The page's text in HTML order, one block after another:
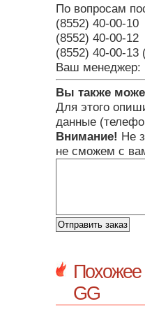
По вопросам
(8552) 40-00-10
(8552) 40-00-12
(8552) 40-00-13
Ваш менеджер:
Вы также
Для этого
данные
Внимание! Не
не сможем с
Похожее
GG